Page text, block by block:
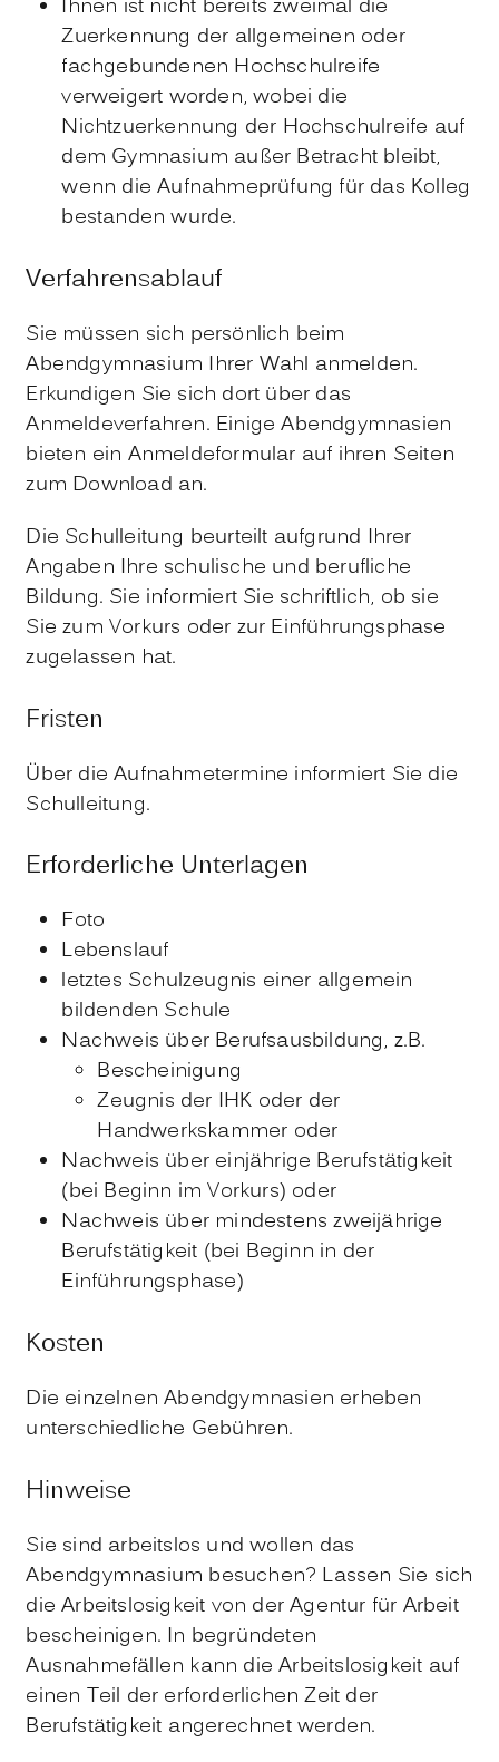
Ihnen ist nicht bereits zweimal die
Zuerkennung der allgemeinen oder
fachgebundenen Hochschulreife
verweigert worden, wobei die
Nichtzuerkennung der Hochschulreife auf
dem Gymnasium außer Betracht bleibt,
wenn die Aufnahmeprüfung für das Kolleg
bestanden wurde.
Verfahrensablauf
Sie müssen sich persönlich beim
Abendgymnasium Ihrer Wahl anmelden.
Erkundigen Sie sich dort über das
Anmeldeverfahren. Einige Abendgymnasien
bieten ein Anmeldeformular auf ihren Seiten
zum Download an.
Die Schulleitung beurteilt aufgrund Ihrer
Angaben Ihre schulische und berufliche
Bildung. Sie informiert Sie schriftlich, ob sie
Sie zum Vorkurs oder zur Einführungsphase
zugelassen hat.
Fristen
Über die Aufnahmetermine informiert Sie die
Schulleitung.
Erforderliche Unterlagen
Foto
Lebenslauf
letztes Schulzeugnis einer allgemein
bildenden Schule
Nachweis über Berufsausbildung, z.B.
Bescheinigung
Zeugnis der IHK oder der
Handwerkskammer oder
Nachweis über einjährige Berufstätigkeit
(bei Beginn im Vorkurs) oder
Nachweis über mindestens zweijährige
Berufstätigkeit (bei Beginn in der
Einführungsphase)
Kosten
Die einzelnen Abendgymnasien erheben
unterschiedliche Gebühren.
Hinweise
Sie sind arbeitslos und wollen das
Abendgymnasium besuchen? Lassen Sie sich
die Arbeitslosigkeit von der Agentur für Arbeit
bescheinigen. In begründeten
Ausnahmefällen kann die Arbeitslosigkeit auf
einen Teil der erforderlichen Zeit der
Berufstätigkeit angerechnet werden.